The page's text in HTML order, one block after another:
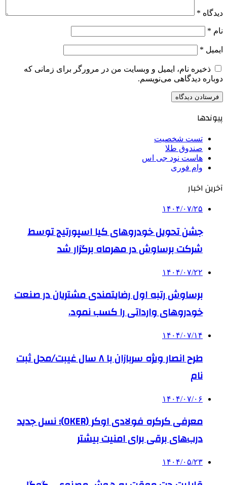
دیدگاه *
نام *
ایمیل *
ذخیره نام، ایمیل و وبسایت من در مرورگر برای زمانی که
دوباره دیدگاهی می‌نویسم.
پیوندها
تست شخصیت
صندوق طلا
هاست نود جی اس
وام فوری
آخرین اخبار
۱۴۰۴/۰۷/۲۵
جشن تحویل خودروهای کیا اسپورتیج توسط
شرکت برساوش در مهرماه برگزار شد
۱۴۰۴/۰۷/۲۲
برساوش رتبه اول رضایتمندی مشتریان در صنعت
خودروهای وارداتی را کسب نمود.
۱۴۰۴/۰۷/۱۴
طرح انصار ویژه سربازان با ۸ سال غیبت/محل ثبت
نام
۱۴۰۴/۰۷/۰۶
معرفی کرکره فولادی اوکر (OKER)؛ نسل جدید
درب‌های برقی برای امنیت بیشتر
۱۴۰۴/۰۵/۲۳